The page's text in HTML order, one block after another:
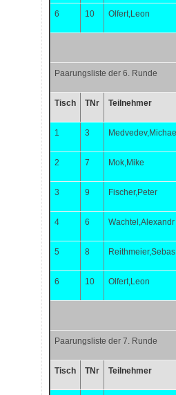
6 10 Olfert,Leon
Paarungsliste der 6. Runde
Tisch TNr Teilnehmer
1 3
2 7 Mok,Mike
3 9 Fischer,Peter
4 6 Wachtel,Alexandr
5 8 Reithmeier,Sebas
6 10 Olfert,Leon
Paarungsliste der 7. Runde
Tisch TNr Teilnehmer